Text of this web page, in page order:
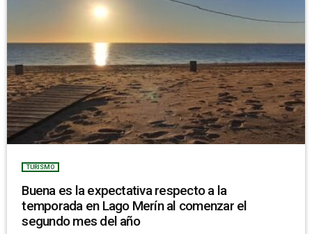
TURISMO
Buena es la expectativa respecto a la
temporada en Lago Merín al comenzar el
segundo mes del año